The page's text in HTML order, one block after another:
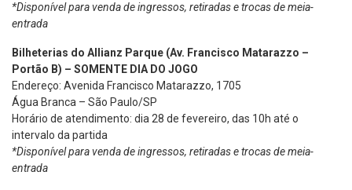
*Disponível para venda de ingressos, retiradas e trocas de meia-
entrada
Bilheterias do Allianz Parque (Av. Francisco Matarazzo –
Portão B) – SOMENTE DIA DO JOGO
Endereço: Avenida Francisco Matarazzo, 1705
Água Branca – São Paulo/SP
Horário de atendimento: dia 28 de fevereiro, das 10h até o
intervalo da partida
*Disponível para venda de ingressos, retiradas e trocas de meia-
entrada